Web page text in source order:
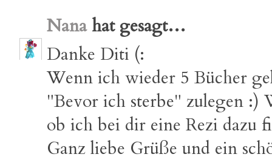
Nanahat gesagt…
Danke Diti (:
Wenn ich wieder 5 Bücher
"Bevor ich sterbe" zulegen :)
ob ich bei dir eine Rezi dazu
Ganz liebe Grüße und ein